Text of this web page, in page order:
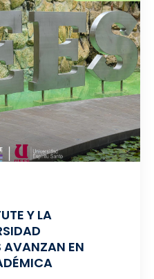
Y LA
AVANZAN EN